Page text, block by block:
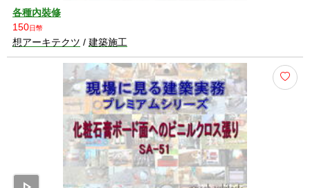
各種內裝修
150日幣
想アーキテクツ / 建築施工